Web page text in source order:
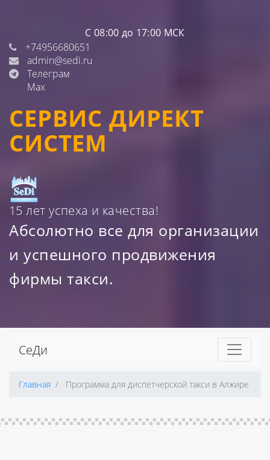
15 лет успеха и качества!
СЕРВИС ДИРЕКТ
СИСТЕМ
С 08:00 до 17:00 МСК
+74956680651
admin@sedi.ru
Телеграм
Max
Абсолютно все для организации
и успешного продвижения
фирмы такси.
СеДи
Главная Программа для диспетчерской такси в Алжире